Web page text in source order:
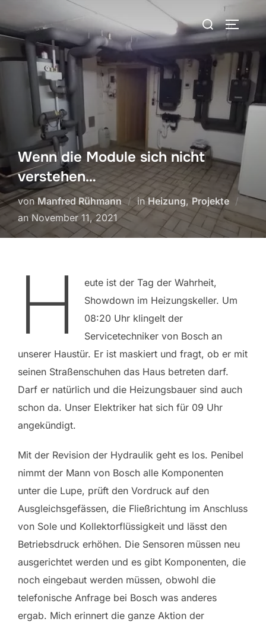
Inhalt
springen
Suchen
nach:
Wenn die Module sich nicht
verstehen…
von Manfred Rühmann inHeizung,Projekte
anVeröffentlicht
am
November 11, 2021
H
eute ist der Tag der Wahrheit,
Showdown im Heizungskeller. Um
08:20 Uhr klingelt der
Servicetechniker von Bosch an
unserer Haustür. Er ist maskiert und fragt, ob er mit
seinen Straßenschuhen das Haus betreten darf.
Darf er natürlich und die Heizungsbauer sind auch
schon da. Unser Elektriker hat sich für 09 Uhr
angekündigt.
Mit der Revision der Hydraulik geht es los. Penibel
nimmt der Mann von Bosch alle Komponenten
unter die Lupe, prüft den Vordruck auf den
Ausgleichsgefässen, die Fließrichtung im Anschluss
von Sole und Kollektorflüssigkeit und lässt den
Betriebsdruck erhöhen. Die Sensoren müssen neu
ausgerichtet werden und es gibt Komponenten, die
noch eingebaut werden müssen, obwohl die
telefonische Anfrage bei Bosch was anderes
ergab. Mich erinnert die ganze Aktion der